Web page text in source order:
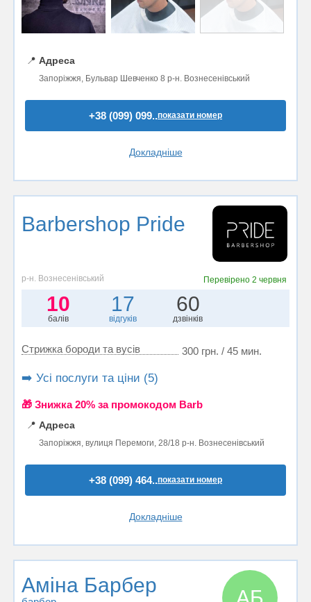
📍 Адреса
Запоріжжя, Бульвар Шевченко 8 р-н. Вознесенівський
+38 (099) 099..показати номер
Докладніше
Barbershop Pride
р-н. Вознесенівський Перевірено 2 червня
10
балів
17
відгуків
60
дзвінків
Стрижка бороди та вусів 300 грн. / 45 мин.
➡️ Усі послуги та ціни (5)
🎁 Знижка 20% за промокодом Barb
📍 Адреса
Запоріжжя, вулиця Перемоги, 28/18 р-н. Вознесенівський
+38 (099) 464..показати номер
Докладніше
Аміна Барбер